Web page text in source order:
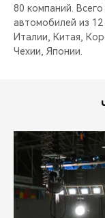
80 компаний.
автомобилей из 12
Италии, Китая,
Чехии, Японии.